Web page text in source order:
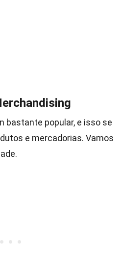
bastante popular, e isso se
e mercadorias. Vamos